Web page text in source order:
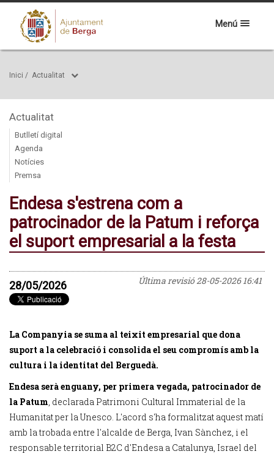
Menú
Inici / Actualitat
Actualitat
Butlletí digital
Agenda
Notícies
Premsa
Endesa s'estrena com a
patrocinador de la Patum i reforça
el suport empresarial a la festa
Última revisió28-05-2026 16:41
28/05/2026
La Companyia se suma al teixit empresarial que dona
suport a la celebració i consolida el seu compromís amb la
cultura i la identitat del Berguedà.
Endesa serà enguany, per primera vegada, patrocinador de
la Patum, declarada Patrimoni Cultural Immaterial de la
Humanitat per la Unesco. L'acord s'ha formalitzat aquest matí
amb la trobada entre l'alcalde de Berga, Ivan Sànchez, i el
responsable territorial B2C d'Endesa a Catalunya, Israel del